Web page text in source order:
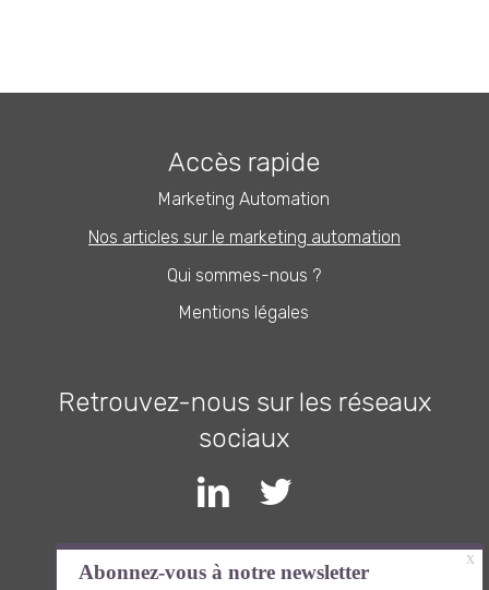
Accès rapide
Marketing Automation
Nos articles sur le marketing automation
Qui sommes-nous ?
Mentions légales
Retrouvez-nous sur les réseaux
sociaux